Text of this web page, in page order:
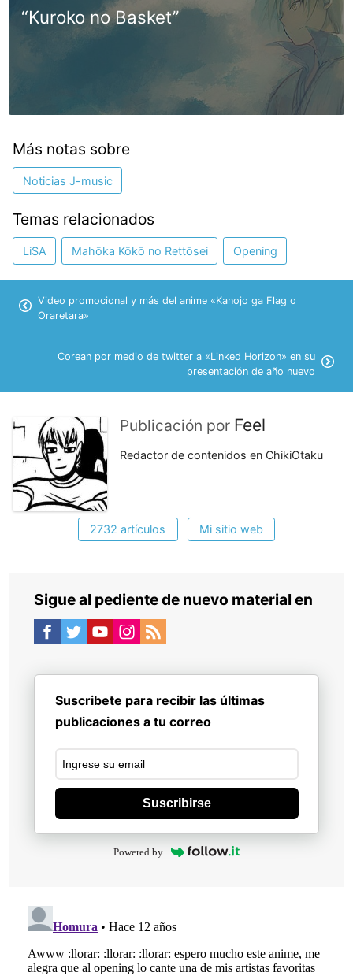
“Kuroko no Basket”
Más notas sobre
Noticias J-music
Temas relacionados
LiSA Mahōka Kōkō no Rettōsei Opening
Video promocional y más del anime «Kanojo ga Flag o
Oraretara»
Corean por medio de twitter a «Linked Horizon» en su
presentación de año nuevo
Publicación por Feel
Redactor de contenidos en ChikiOtaku
2732 artículos Mi sitio web
Sigue al pediente de nuevo material en
Suscribete para recibir las últimas
publicaciones a tu correo
Suscribirse
Powered by